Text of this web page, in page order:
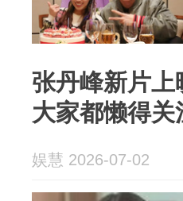
张丹峰新片上
大家都懒得关
娱慧 2026-07-02